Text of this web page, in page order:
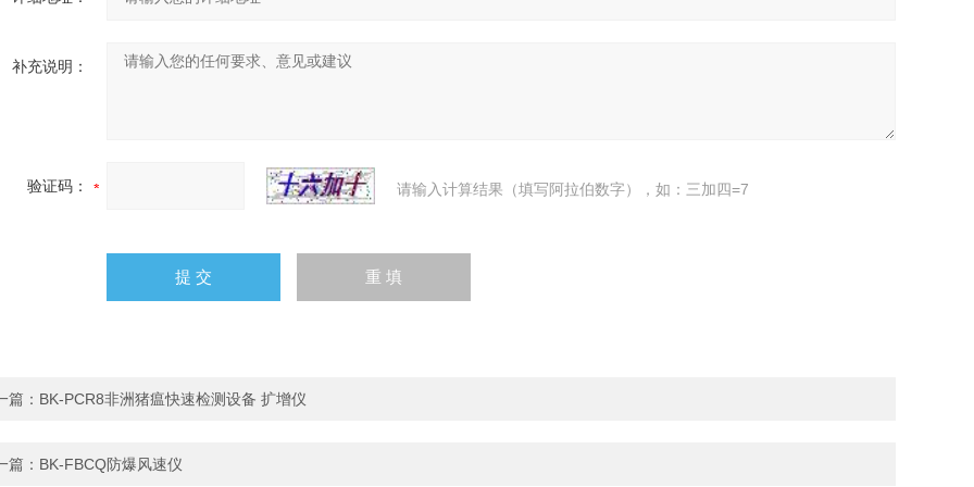
补充说明：
验证码： 请输入计算结果（填写阿拉伯数字），如：三加四=7
篇： BK-PCR8非洲猪瘟快速检测设备 扩增仪
篇： BK-FBCQ防爆风速仪